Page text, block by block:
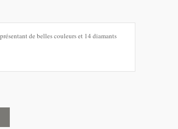
de belles couleurs et 14 diamants